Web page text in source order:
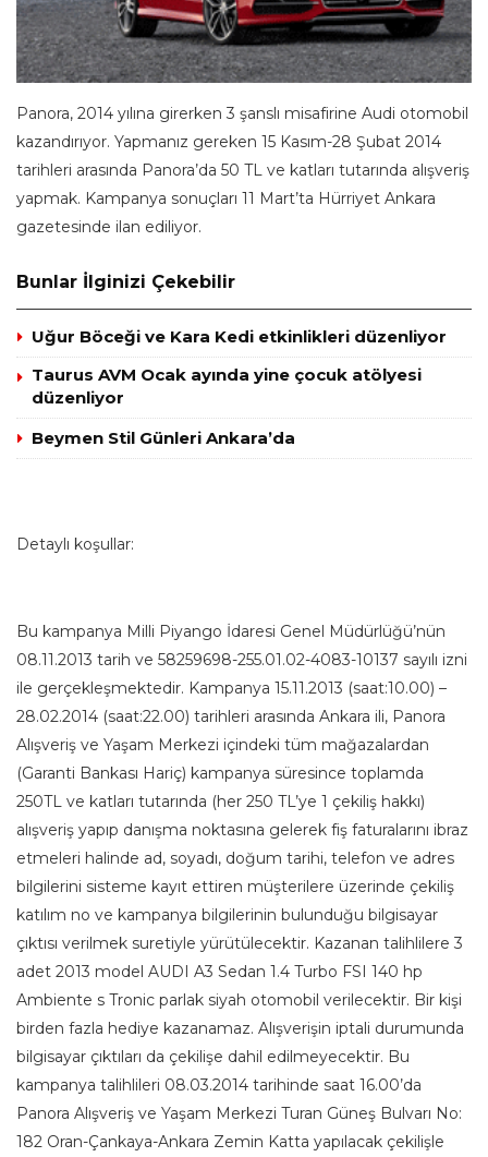
Panora, 2014 yılına girerken 3 şanslı misafirine Audi otomobil
kazandırıyor. Yapmanız gereken 15 Kasım-28 Şubat 2014
tarihleri arasında Panora’da 50 TL ve katları tutarında alışveriş
yapmak. Kampanya sonuçları 11 Mart’ta Hürriyet Ankara
gazetesinde ilan ediliyor.
Bunlar İlginizi Çekebilir
Uğur Böceği ve Kara Kedi etkinlikleri düzenliyor
Taurus AVM Ocak ayında yine çocuk atölyesi
düzenliyor
Beymen Stil Günleri Ankara’da
Detaylı koşullar:
Bu kampanya Milli Piyango İdaresi Genel Müdürlüğü’nün
08.11.2013 tarih ve 58259698-255.01.02-4083-10137 sayılı izni
ile gerçekleşmektedir. Kampanya 15.11.2013 (saat:10.00) –
28.02.2014 (saat:22.00) tarihleri arasında Ankara ili, Panora
Alışveriş ve Yaşam Merkezi içindeki tüm mağazalardan
(Garanti Bankası Hariç) kampanya süresince toplamda
250TL ve katları tutarında (her 250 TL’ye 1 çekiliş hakkı)
alışveriş yapıp danışma noktasına gelerek fiş faturalarını ibraz
etmeleri halinde ad, soyadı, doğum tarihi, telefon ve adres
bilgilerini sisteme kayıt ettiren müşterilere üzerinde çekiliş
katılım no ve kampanya bilgilerinin bulunduğu bilgisayar
çıktısı verilmek suretiyle yürütülecektir. Kazanan talihlilere 3
adet 2013 model AUDI A3 Sedan 1.4 Turbo FSI 140 hp
Ambiente s Tronic parlak siyah otomobil verilecektir. Bir kişi
birden fazla hediye kazanamaz. Alışverişin iptali durumunda
bilgisayar çıktıları da çekilişe dahil edilmeyecektir. Bu
kampanya talihlileri 08.03.2014 tarihinde saat 16.00’da
Panora Alışveriş ve Yaşam Merkezi Turan Güneş Bulvarı No:
182 Oran-Çankaya-Ankara Zemin Katta yapılacak çekilişle